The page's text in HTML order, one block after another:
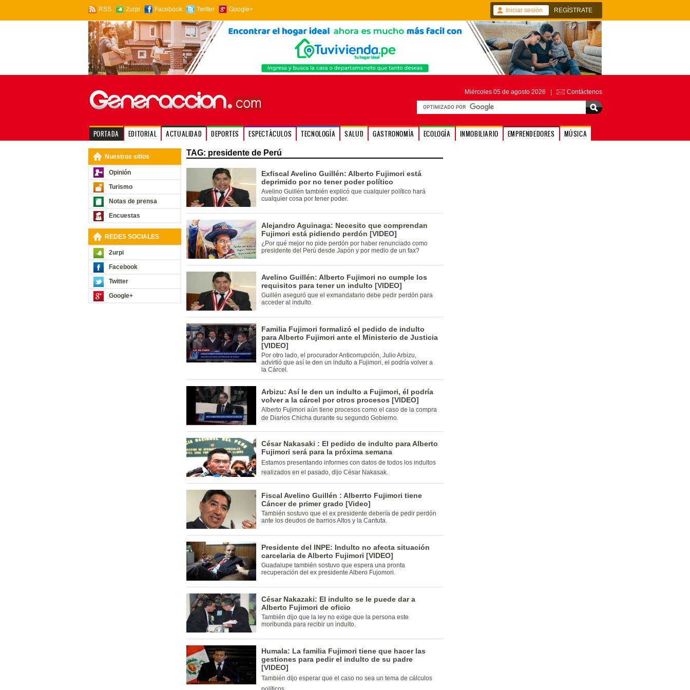
RSS 2urpi Facebook Twitter Google+ Iniciar sesión REGÍSTRATE
Miércoles 05 de agosto 2026 | Contáctenos
PORTADA EDITORIAL ACTUALIDAD DEPORTES ESPECTÁCULOS TECNOLOGÍA SALUD GASTRONOMÍA ECOLOGÍA INMOBILIARIO EMPRENDEDORES MÚSICA
Nuestros sitios
Opinión
Turismo
Notas de prensa
Encuestas
REDES SOCIALES
2urpi
Facebook
Twitter
Google+
TAG: presidente de Perú
Exfiscal Avelino Guillén: Alberto Fujimori está
deprimido por no tener poder político
Avelino Guillén también explicó que cualquier político hará
cualquier cosa por tener poder.
Alejandro Aguinaga: Necesito que comprendan
Fujimori está pidiendo perdón [VIDEO]
¿Por qué mejor no pide perdón por haber renunciado como
presidente del Perú desde Japón y por medio de un fax?
Avelino Guillén: Alberto Fujimori no cumple los
requisitos para tener un indulto [VIDEO]
Guillén aseguró que el exmandatario debe pedir perdón para
acceder al indulto.
Familia Fujimori formalizó el pedido de indulto
para Alberto Fujimori ante el Ministerio de Justicia
[VIDEO]
Por otro lado, el procurador Anticorrupción, Julio Arbizu,
advirtió que así le den un indulto a Fujimori, el podría volver a
la Cárcel.
Arbizu: Así le den un indulto a Fujimori, él podría
volver a la cárcel por otros procesos [VIDEO]
Alberto Fujimori aún tiene procesos como el caso de la compra
de Diarios Chicha durante su segundo Gobierno.
César Nakasaki : El pedido de indulto para Alberto
Fujimori será para la próxima semana
Estamos presentando informes con datos de todos los indultos
realizados en el pasado, dijo César Nakasak.
Fiscal Avelino Guillén : Alberrto Fujimori tiene
Cáncer de primer grado [Video]
También sostuvo que el ex presidente debería de pedir perdón
ante los deudos de barrios Altos y la Cantuta.
Presidente del INPE: Indulto no afecta situación
carcelaria de Alberto Fujimori [VIDEO]
Guadalupe también sostuvo que espera una pronta
recuperación del ex presidente Albero Fujomori.
César Nakazaki: El indulto se le puede dar a
Alberto Fujimori de oficio
También dijo que la ley no exige que la persona este
moribunda para recibir un indulto.
Humala: La familia Fujimori tiene que hacer las
gestiones para pedir el indulto de su padre
[VIDEO]
También dijo esperar que el caso no sea un tema de cálculos